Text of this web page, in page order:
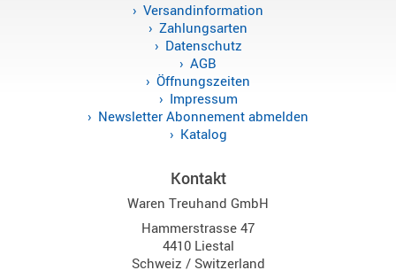
Versandinformation
Zahlungsarten
Datenschutz
AGB
Öffnungszeiten
Impressum
Newsletter Abonnement abmelden
Katalog
Kontakt
Waren Treuhand GmbH
Hammerstrasse 47
4410 Liestal
Schweiz / Switzerland